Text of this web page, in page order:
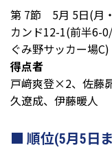
第 7節 5月 5日(月
カンド12-1(前半6-
ぐみ野サッカー場C)
得点者
戸﨑爽登×2、佐藤
久遼成、伊藤暖人
順位(5月5日